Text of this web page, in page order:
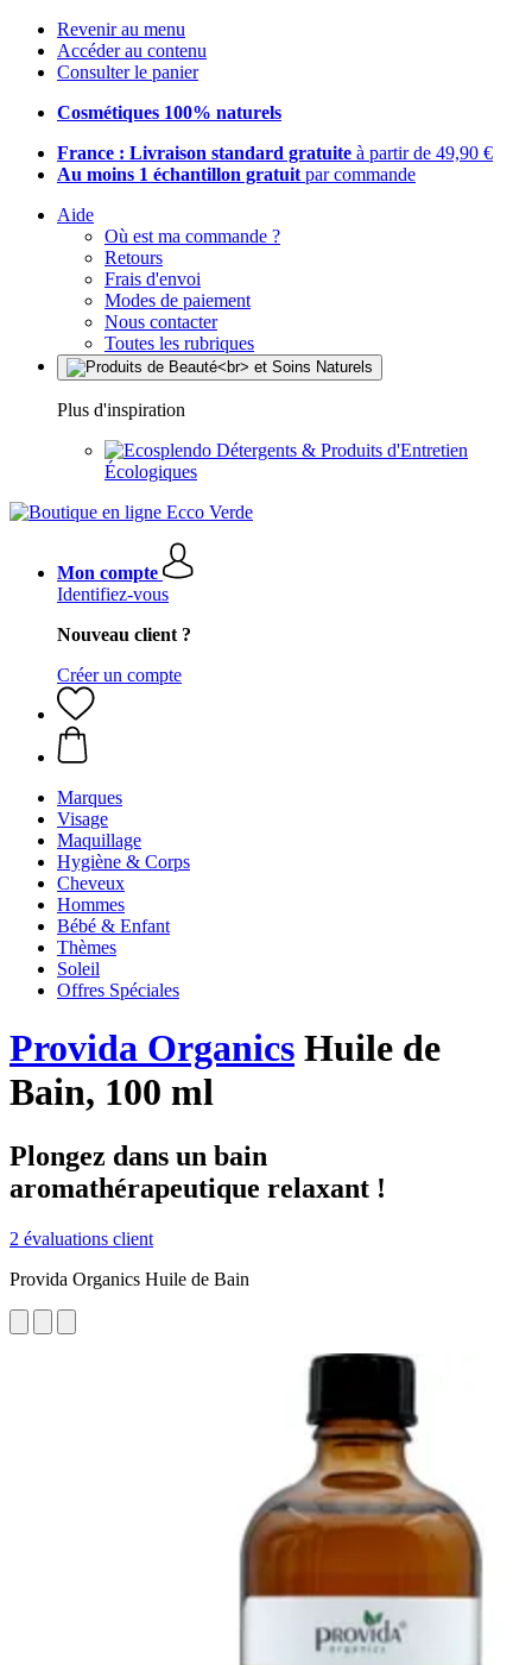
Revenir au menu
Accéder au contenu
Consulter le panier
Cosmétiques 100% naturels
France : Livraison standard gratuite à partir de 49,90 €
Au moins 1 échantillon gratuit par commande
Aide
Où est ma commande ?
Retours
Frais d'envoi
Modes de paiement
Nous contacter
Toutes les rubriques
Plus d'inspiration
Détergents & Produits d'Entretien
Écologiques
Mon compte
Identifiez-vous
Nouveau client ?
Créer un compte
Marques
Visage
Maquillage
Hygiène & Corps
Cheveux
Hommes
Bébé & Enfant
Thèmes
Soleil
Offres Spéciales
Provida Organics Huile de
Bain, 100 ml
Plongez dans un bain
aromathérapeutique relaxant !
2 évaluations client
Provida Organics Huile de Bain